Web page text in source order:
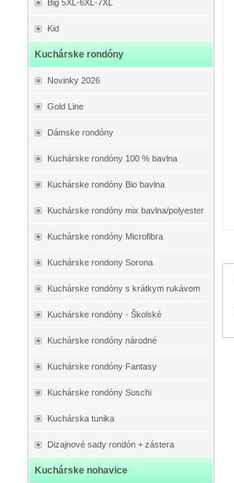
Big 5XL-6XL-7XL
Kid
Kuchárske rondóny
Novinky 2026
Gold Line
Dámske rondóny
Kuchárske rondóny 100 % bavlna
Kuchárske rondóny Bio bavlna
Kuchárske rondóny mix bavlna/polyester
Kuchárske rondóny Microfibra
Kuchárske rondony Sorona
Kuchárske rondóny s krátkym rukávom
Kuchárske rondóny - Školské
Kuchárske rondóny národné
Kuchárske rondóny Fantasy
Kuchárske rondóny Suschi
Kuchárska tunika
Dizajnové sady rondón + zástera
Kuchárske nohavice